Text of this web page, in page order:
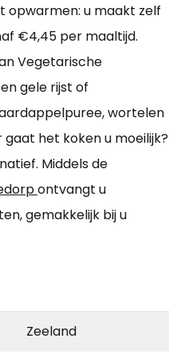
opwarmen: u maakt zelf
€4,45 per maaltijd.
Vegetarische
gele rijst of
wortelen
het koken u moeilijk?
Middels de
ontvangt u
gemakkelijk bij u
Zeeland